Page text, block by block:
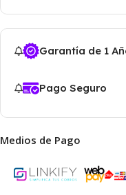
Garantía de 1
Pago Seguro
Medios de Pago